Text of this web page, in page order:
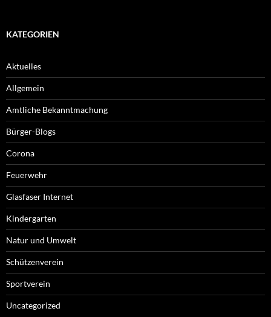
KATEGORIEN
Aktuelles
Allgemein
Amtliche Bekanntmachung
Bürger-Blogs
Corona
Feuerwehr
Glasfaser Internet
Kindergarten
Natur und Umwelt
Schützenverein
Sportverein
Uncategorized